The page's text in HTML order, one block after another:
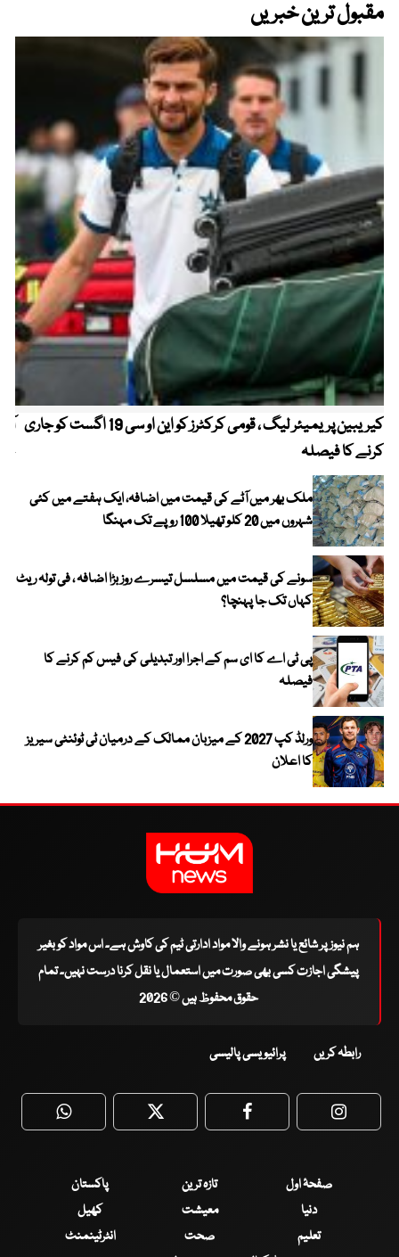
مقبول ترین خبریں
کیریبین پریمیئر لیگ ، قومی کرکٹرز کو این او سی 19 اگست کو جاری
کرنے کا فیصلہ
ملک بھر میں آٹے کی قیمت میں اضافہ، ایک ہفتے میں کئی
شہروں میں 20 کلو تھیلا 100 روپے تک مہنگا
سونے کی قیمت میں مسلسل تیسرے روز بڑا اضافہ ، فی تولہ ریٹ
کہاں تک جا پہنچا؟
پی ٹی اے کا ای سم کے اجرا اور تبدیلی کی فیس کم کرنے کا
فیصلہ
ورلڈ کپ 2027 کے میزبان ممالک کے درمیان ٹی ٹوئنٹی سیریز
کا اعلان
ہم نیوز پر شائع یا نشر ہونے والا مواد ادارتی ٹیم کی کاوش ہے۔ اس مواد کو بغیر
پیشگی اجازت کسی بھی صورت میں استعمال یا نقل کرنا درست نہیں۔ تمام
حقوق محفوظ ہیں © 2026
رابطہ کریں پرائیویسی پالیسی
WhatsApp Twitter Facebook
صفحۂ اول تازہ ترین
پاکستان
دنیا
معیشت
کھیل
تعلیم
صحت
انٹرٹینمنٹ